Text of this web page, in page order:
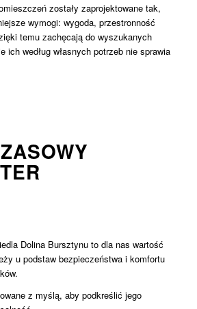
zostały zaprojektowane tak,
wymogi: wygoda, przestronność
temu zachęcają do wyszukanych
ich według własnych potrzeb nie sprawia
Dolina Bursztynu to dla nas wartość
u podstaw bezpieczeństwa i komfortu
z myślą, aby podkreślić jego